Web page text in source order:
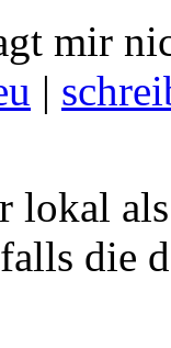
mir
|
lokal
die